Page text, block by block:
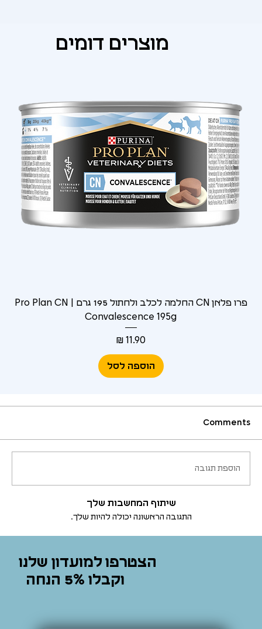
Comments
נראה שהייתה בעיה טכנית. כדאי לנסות להתחבר מחדש או לרענן את הדף.
רענון
Comments
הוספת תגובה
שיתוף המחשבות שלך
התגובה הראשונה יכולה להיות שלך.
מוצרים דומים
פרו פלאן CN החלמה לכלב ולחתול 195 גרם | Pro Plan CN
Convalescence 195g
מחיר‏11.90 ‏₪
הוספה לסל
הצטרפו למועדון שלנו
וקבלו 5% הנחה